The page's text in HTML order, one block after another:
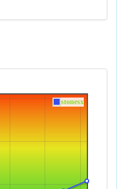
stonesx